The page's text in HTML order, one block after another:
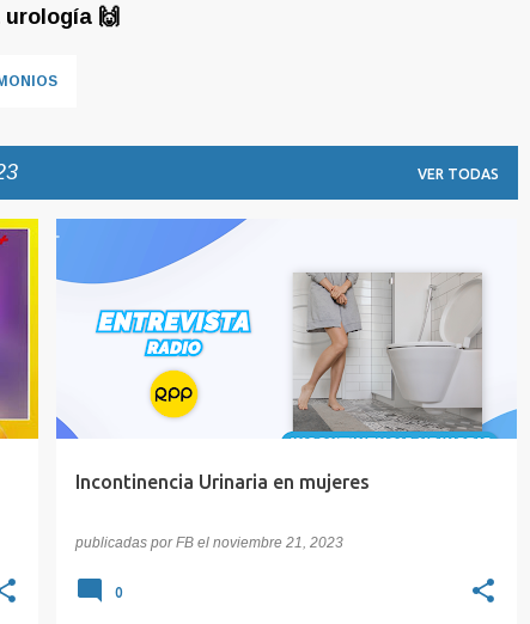
🙌
VER TODAS
Incontinencia Urinaria en mujeres
publicadas porFB el noviembre 21, 2023
ESCAPE DE ORINA
MUJERES ORINA
0